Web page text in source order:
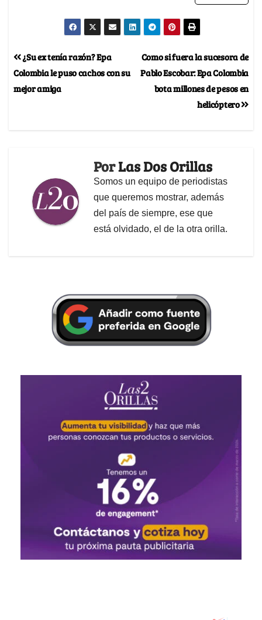
Como si fuera la sucesora de
Pablo Escobar: Epa Colombia
bota millones de pesos en
helicóptero
¿Su ex tenía razón? Epa
Colombia le puso cachos con su
mejor amiga
PorLas Dos Orillas
Somos un equipo de periodistas
que queremos mostrar, además
del país de siempre, ese que
está olvidado, el de la otra orilla.